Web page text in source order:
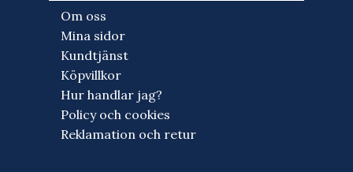
Om oss
Mina sidor
Kundtjänst
Köpvillkor
Hur handlar jag?
Policy och cookies
Reklamation och retur